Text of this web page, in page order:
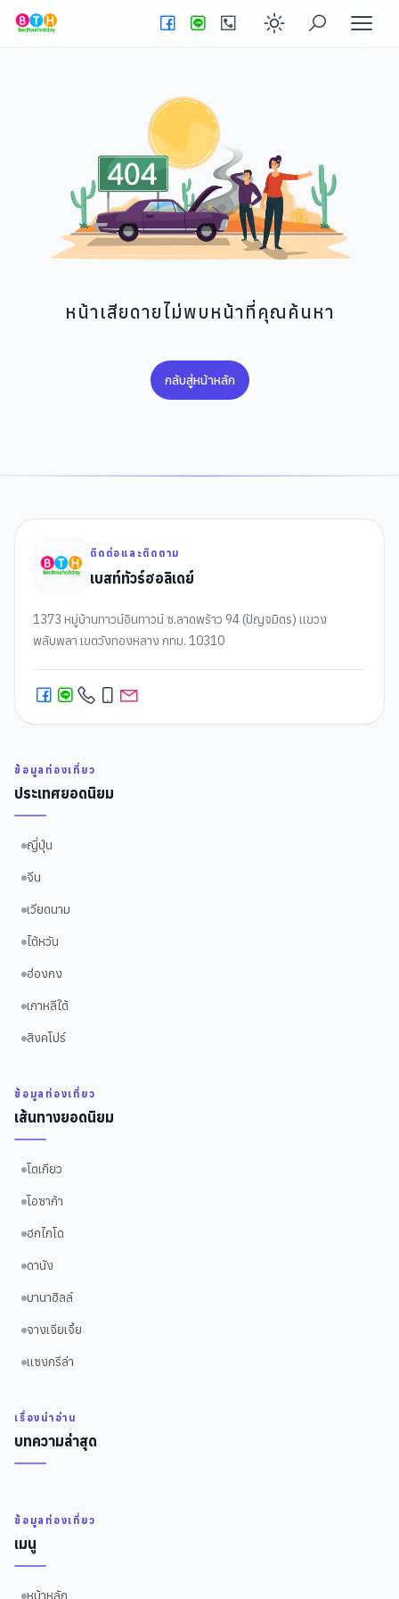
Enable dark
หน้าเสียดายไม่พบหน้าที่คุณค้นหา
กลับสู่หน้าหลัก
ติดต่อและติดตาม
เบสท์ทัวร์ฮอลิเดย์
1373 หมู่บ้านทาวน์อินทาวน์ ซ.ลาดพร้าว 94 (ปัญจมิตร) แขวง
พลับพลา เขตวังทองหลาง กทม. 10310
ข้อมูลท่องเที่ยว
ประเทศยอดนิยม
ญี่ปุ่น
จีน
เวียดนาม
ไต้หวัน
ฮ่องกง
เกาหลีใต้
สิงคโปร์
ข้อมูลท่องเที่ยว
เส้นทางยอดนิยม
โตเกียว
โอซาก้า
ฮกไกโด
ดานัง
บานาฮิลล์
จางเจียเจี้ย
แซงกรีล่า
เรื่องน่าอ่าน
บทความล่าสุด
ข้อมูลท่องเที่ยว
เมนู
หน้าหลัก